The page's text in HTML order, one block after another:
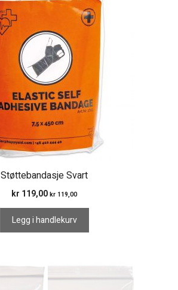
Støttebandasje Svart
kr 119,00 kr 119,00
Legg i handlekurv